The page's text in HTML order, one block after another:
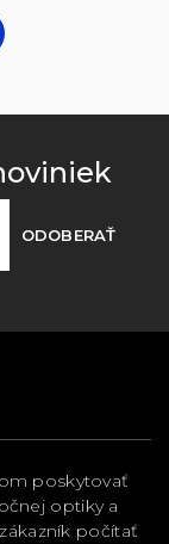
ODOBERAŤ
poskytovať
optiky a
počítať